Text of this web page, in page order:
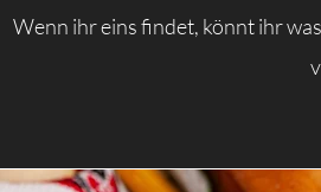
Wenn ihr eins findet, könnt ihr